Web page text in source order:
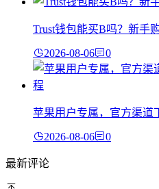
Trust钱包能买B吗？新手
2026-08-06 0
苹果用户专属，官方渠道
2026-08-06 0
最新评论